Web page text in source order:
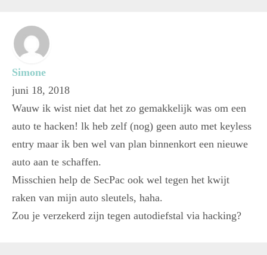
Simone
juni 18, 2018
Wauw ik wist niet dat het zo gemakkelijk was om een
auto te hacken! lk heb zelf (nog) geen auto met keyless
entry maar ik ben wel van plan binnenkort een nieuwe
auto aan te schaffen.
Misschien help de SecPac ook wel tegen het kwijt
raken van mijn auto sleutels, haha.
Zou je verzekerd zijn tegen autodiefstal via hacking?